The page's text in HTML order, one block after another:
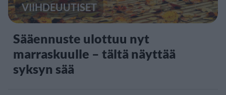
VIIHDEUUTISET
Sääennuste ulottuu nyt
marraskuulle – tältä näyttää
syksyn sää